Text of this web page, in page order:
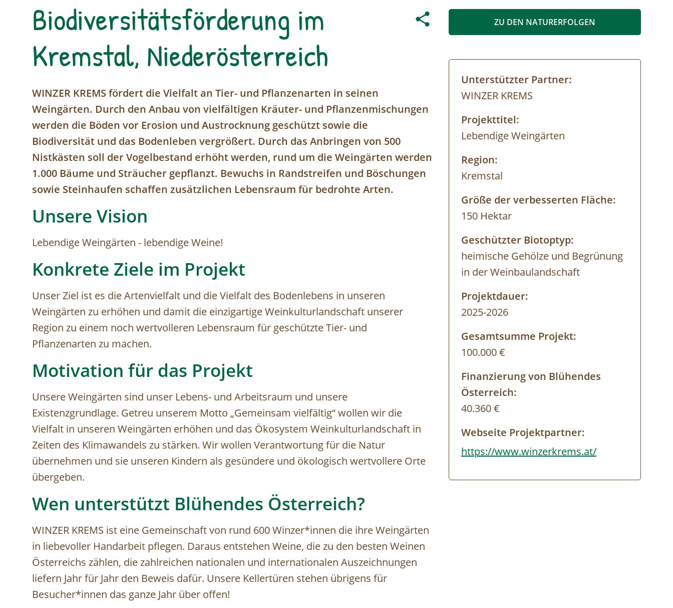
Biodiversitätsförderung im
Kremstal, Niederösterreich
WINZER KREMS fördert die Vielfalt an Tier- und Pflanzenarten in seinen
Weingärten. Durch den Anbau von vielfältigen Kräuter- und Pflanzenmischungen
werden die Böden vor Erosion und Austrocknung geschützt sowie die
Biodiversität und das Bodenleben vergrößert. Durch das Anbringen von 500
Nistkästen soll der Vogelbestand erhöht werden, rund um die Weingärten werden
1.000 Bäume und Sträucher gepflanzt. Bewuchs in Randstreifen und Böschungen
sowie Steinhaufen schaffen zusätzlichen Lebensraum für bedrohte Arten.
Unsere Vision
Lebendige Weingärten - lebendige Weine!
Konkrete Ziele im Projekt
Unser Ziel ist es die Artenvielfalt und die Vielfalt des Bodenlebens in unseren
Weingärten zu erhöhen und damit die einzigartige Weinkulturlandschaft unserer
Region zu einem noch wertvolleren Lebensraum für geschützte Tier- und
Pflanzenarten zu machen.
Motivation für das Projekt
Unsere Weingärten sind unser Lebens- und Arbeitsraum und unsere
Existenzgrundlage. Getreu unserem Motto „Gemeinsam vielfältig“ wollen wir die
Vielfalt in unseren Weingärten erhöhen und das Ökosystem Weinkulturlandschaft in
Zeiten des Klimawandels zu stärken. Wir wollen Verantwortung für die Natur
übernehmen und sie unseren Kindern als gesündere und ökologisch wertvollere Orte
übergeben.
Wen unterstützt Blühendes Österreich?
WINZER KREMS ist eine Gemeinschaft von rund 600 Winzer*innen die ihre Weingärten
in liebevoller Handarbeit pflegen. Daraus entstehen Weine, die zu den besten Weinen
Österreichs zählen, die zahlreichen nationalen und internationalen Auszeichnungen
liefern Jahr für Jahr den Beweis dafür. Unsere Kellertüren stehen übrigens für
Besucher*innen das ganze Jahr über offen!
ZU DEN NATURERFOLGEN
Unterstützter Partner:
WINZER KREMS
Projekttitel:
Lebendige Weingärten
Region:
Kremstal
Größe der verbesserten Fläche:
150 Hektar
Geschützter Biotoptyp:
heimische Gehölze und Begrünung
in der Weinbaulandschaft
Projektdauer:
2025-2026
Gesamtsumme Projekt:
100.000 €
Finanzierung von Blühendes
Österreich:
40.360 €
Webseite Projektpartner:
https://www.winzerkrems.at/